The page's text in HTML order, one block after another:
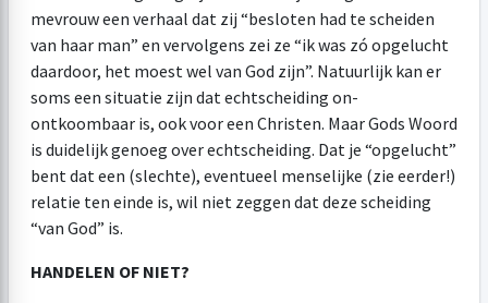
mevrouw een verhaal dat zij “besloten had te scheiden
van haar man” en vervolgens zei ze “ik was zó opgelucht
daardoor, het moest wel van God zijn”. Natuurlijk kan er
soms een situatie zijn dat echtscheiding on-
ontkoombaar is, ook voor een Christen. Maar Gods Woord
is duidelijk genoeg over echtscheiding. Dat je “opgelucht”
bent dat een (slechte), eventueel menselijke (zie eerder!)
relatie ten einde is, wil niet zeggen dat deze scheiding
“van God” is.
HANDELEN OF NIET?